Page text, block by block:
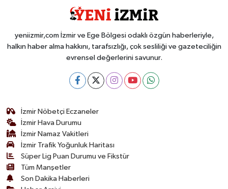
yeniizmir,com İzmir ve Ege Bölgesi odaklı özgün haberleriyle,
halkın haber alma hakkını, tarafsızlığı, çok sesliliği ve gazeteciliğin
evrensel değerlerini savunur.
İzmir Nöbetçi Eczaneler
İzmir Hava Durumu
İzmir Namaz Vakitleri
İzmir Trafik Yoğunluk Haritası
Süper Lig Puan Durumu ve Fikstür
Tüm Manşetler
Son Dakika Haberleri